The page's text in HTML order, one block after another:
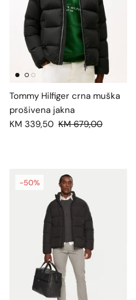
Tommy Hilfiger crna muška
prošivena jakna
KM 339,50 KM 679,00
-50%